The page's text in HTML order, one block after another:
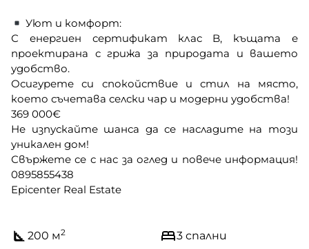
Уют и комфорт:
С енергиен сертификат клас B, къщата е
проектирана с грижа за природата и вашето
удобство.
Осигурете си спокойствие и стил на място,
което съчетава селски чар и модерни удобства!
369 000€
Не изпускайте шанса да се насладите на този
уникален дом!
Свържете се с нас за оглед и повече информация!
0895855438
Epicenter Real Estate
200 м2 3 спални